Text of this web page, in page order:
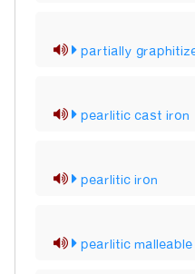
partially
pearlitic cast iron
pearlitic iron
pearlitic